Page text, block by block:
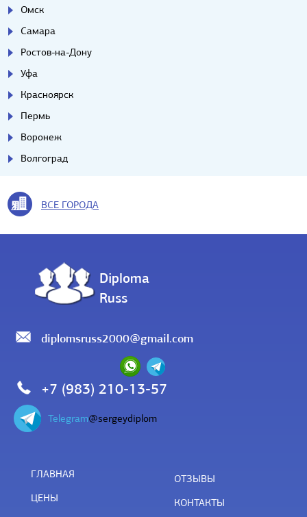
Омск
Самара
Ростов-на-Дону
Уфа
Красноярск
Пермь
Воронеж
Волгоград
ВСЕ ГОРОДА
Diploma
Russ
diplomsruss2000@gmail.com
+7 (983) 210-13-57
Telegram@sergeydiplom
ГЛАВНАЯ
ЦЕНЫ
ОТЗЫВЫ
КОНТАКТЫ